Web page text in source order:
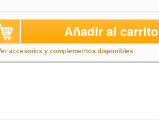
Añadir al carrito
accesorios y complementos disponibles